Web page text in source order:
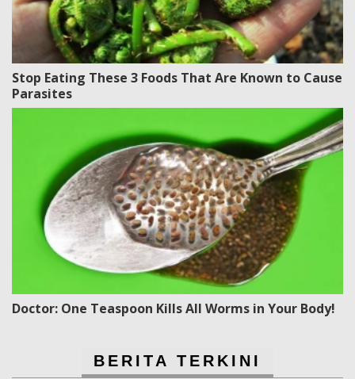
Stop Eating These 3 Foods That Are Known to Cause
Parasites
Doctor: One Teaspoon Kills All Worms in Your Body!
BERITA TERKINI